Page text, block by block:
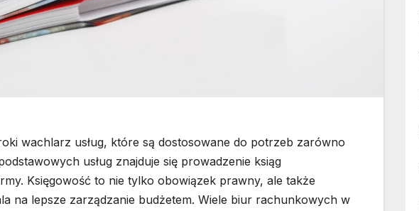
wachlarz usług, które są dostosowane do potrzeb zarówno
usług znajduje się prowadzenie ksiąg
Księgowość to nie tylko obowiązek prawny, ale także
na lepsze zarządzanie budżetem. Wiele biur rachunkowych w